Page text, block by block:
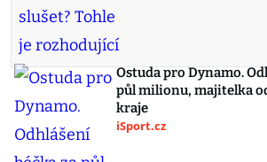
Ostuda pro Dynamo.
půl milionu, majitelka
kraje
iSport.cz